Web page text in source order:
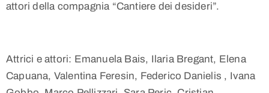
attori della compagnia “Cantiere dei desideri”.
Attrici e attori: Emanuela Bais, Ilaria Bregant, Elena
Capuana, Valentina Feresin, Federico Danielis , Ivana